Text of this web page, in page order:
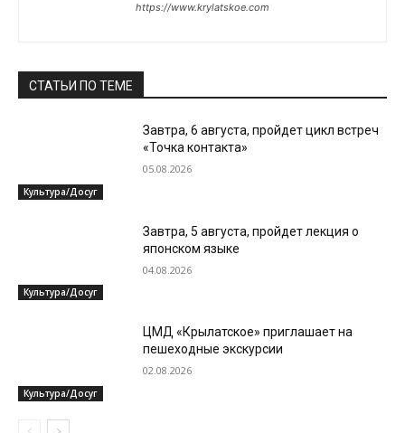
https://www.krylatskoe.com
СТАТЬИ ПО ТЕМЕ
Культура/Досуг
Завтра, 6 августа, пройдет цикл встреч
«Точка контакта»
05.08.2026
Культура/Досуг
Завтра, 5 августа, пройдет лекция о
японском языке
04.08.2026
Культура/Досуг
ЦМД «Крылатское» приглашает на
пешеходные экскурсии
02.08.2026